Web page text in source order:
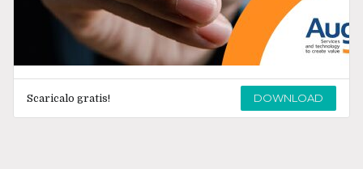
Scaricalo gratis! DOWNLOAD